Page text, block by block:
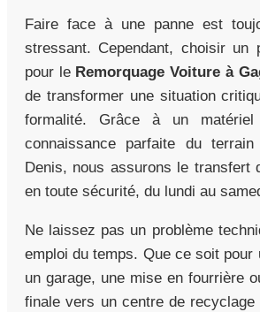
Faire face à une panne est
stressant. Cependant, choisir un
pour le Remorquage Voiture à
de transformer une situation
formalité. Grâce à un
connaissance parfaite du
Denis, nous assurons le transfert
en toute sécurité, du lundi au
Ne laissez pas un problème
emploi du temps. Que ce soit pour
un garage, une mise en fourrière
finale vers un centre de recyclage